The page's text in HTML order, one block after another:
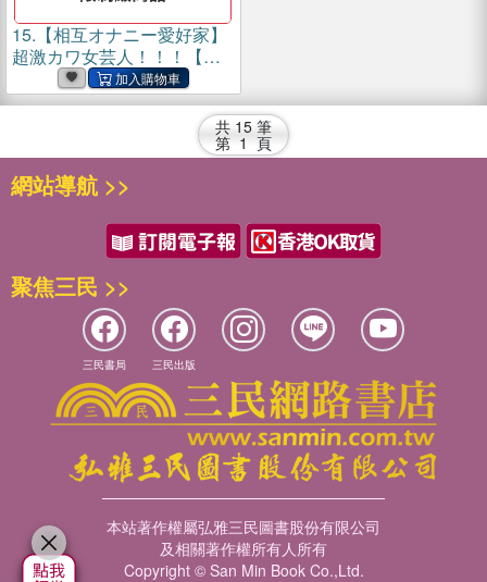
15. 【相互オナニー愛好家】
超激カワ女芸人！！！【夜
の巷を徘徊する激レア素
人！！！！！】みほちゃん
22歳 お笑い芸人(電子書) 共 15 筆
第 1 頁
網站導航 >>
聚焦三民 >>
三民書局 三民出版
本站著作權屬弘雅三民圖書股份有限公司
及相關著作權所有人所有
Copyright © San Min Book Co.,Ltd.